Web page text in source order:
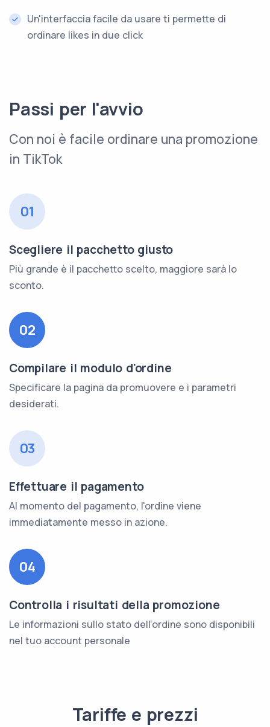
Un'interfaccia facile da usare ti permette di
ordinare likes in due click
Passi per l'avvio
Con noi è facile ordinare una promozione
in TikTok
01
Scegliere il pacchetto giusto
Più grande è il pacchetto scelto, maggiore sarà lo
sconto.
02
Compilare il modulo d'ordine
Specificare la pagina da promuovere e i parametri
desiderati.
03
Effettuare il pagamento
Al momento del pagamento, l'ordine viene
immediatamente messo in azione.
04
Controlla i risultati della promozione
Le informazioni sullo stato dell'ordine sono disponibili
nel tuo account personale
Tariffe e prezzi